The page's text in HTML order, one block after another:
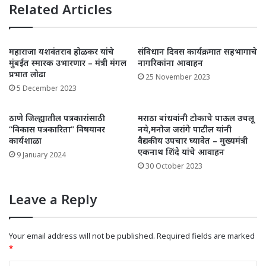
Related Articles
महाराजा यशवंतराव होळकर यांचे
मुंबईत स्मारक उभारणार – मंत्री मंगल
प्रभात लोढा
5 December 2023
संविधान दिवस कार्यक्रमात सहभागाचे
नागरिकांना आवाहन
25 November 2023
ठाणे जिल्ह्यातील पत्रकारांसाठी
“विकास पत्रकारिता” विषयावर
कार्यशाळा
9 January 2024
मराठा बांधवांनी टोकाचे पाऊल उचलू
नये,मनोज जरांगे पाटील यांनी
वैद्यकीय उपचार घ्यावेत – मुख्यमंत्री
एकनाथ शिंदे यांचे आवाहन
30 October 2023
Leave a Reply
Your email address will not be published. Required fields are marked
*